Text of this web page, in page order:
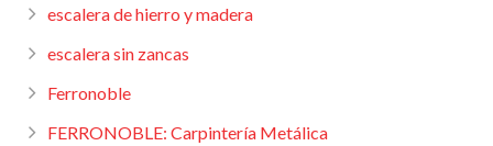
escalera de hierro y madera
escalera sin zancas
Ferronoble
FERRONOBLE: Carpintería Metálica